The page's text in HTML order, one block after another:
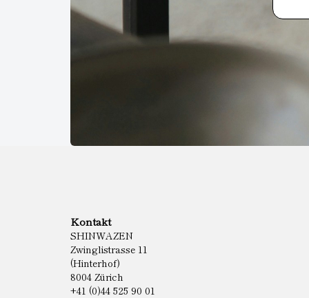
Kontakt
SHINWAZEN
Zwinglistrasse 11
(Hinterhof)
8004 Zürich
+41 (0)44 525 90 01